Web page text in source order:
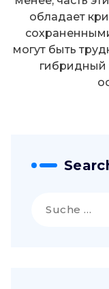
обладает
могут быть
гибридный
nach: